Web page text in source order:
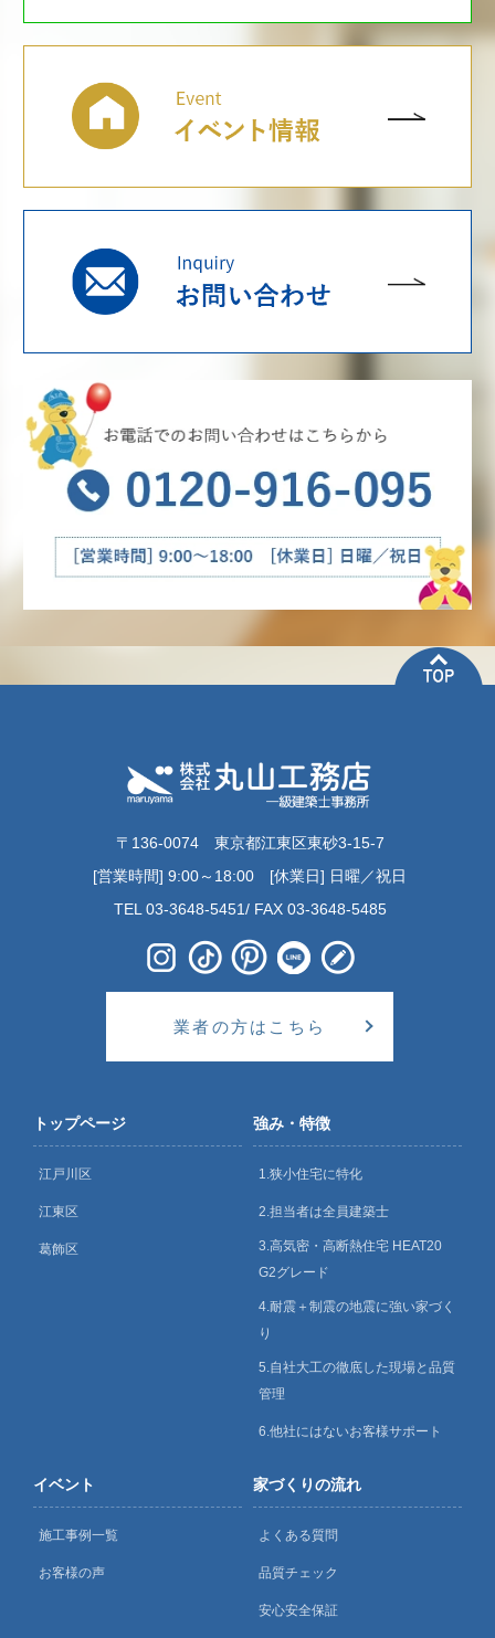
〒136-0074 東京都江東区東砂3-15-7
[営業時間] 9:00～18:00 [休業日] 日曜／祝日
TEL 03-3648-5451/ FAX 03-3648-5485
業者の方はこちら
トップページ
江戸川区
江東区
葛飾区
強み・特徴
1.狭小住宅に特化
2.担当者は全員建築士
3.高気密・高断熱住宅 HEAT20
G2グレード
4.耐震＋制震の地震に強い家づく
り
5.自社大工の徹底した現場と品質
管理
6.他社にはないお客様サポート
イベント
施工事例一覧
お客様の声
家づくりの流れ
よくある質問
品質チェック
安心安全保証